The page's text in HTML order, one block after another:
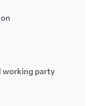
working party